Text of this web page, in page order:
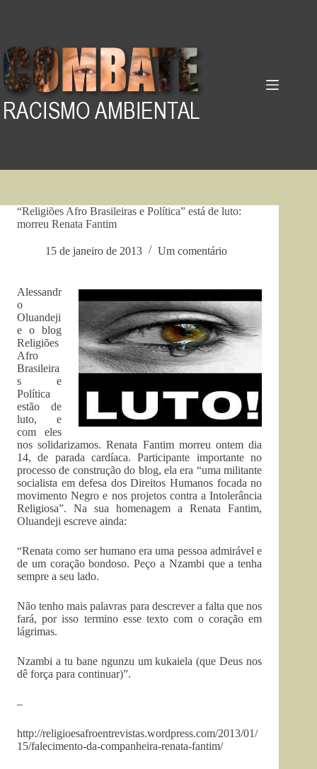
“Religiões Afro Brasileiras e Política” está de luto:
morreu Renata Fantim
15 de janeiro de 2013 Um comentário
Alessandr
o
Oluandeji
e o blog
Religiões
Afro
Brasileira
s e
Política
estão de
luto, e
com eles
nos solidarizamos. Renata Fantim morreu ontem dia
14, de parada cardíaca. Participante importante no
processo de construção do blog, ela era “uma militante
socialista em defesa dos Direitos Humanos focada no
movimento Negro e nos projetos contra a Intolerância
Religiosa”. Na sua homenagem a Renata Fantim,
Oluandeji escreve ainda:
“Renata como ser humano era uma pessoa admirável e
de um coração bondoso. Peço a Nzambi que a tenha
sempre a seu lado.
Não tenho mais palavras para descrever a falta que nos
fará, por isso termino esse texto com o coração em
lágrimas.
Nzambi a tu bane ngunzu um kukaiela (que Deus nos
dê força para continuar)”.
–
http://religioesafroentrevistas.wordpress.com/2013/01/
15/falecimento-da-companheira-renata-fantim/